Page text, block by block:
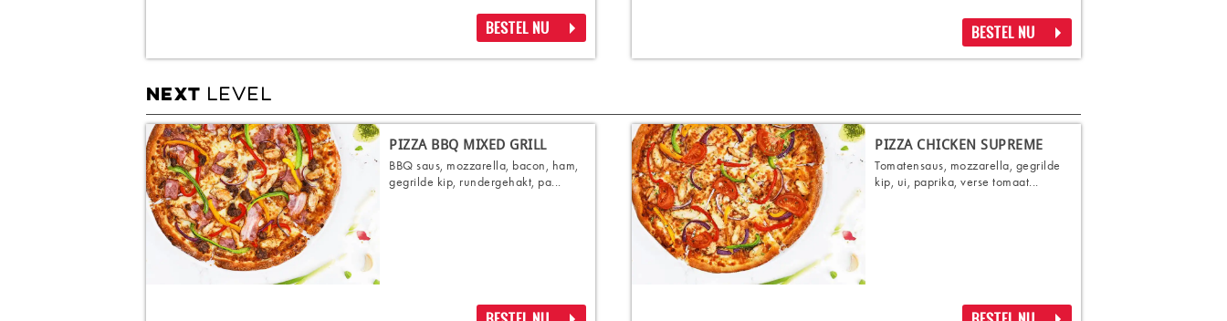
BESTEL NU BESTEL NU
NEXT LEVEL
PIZZA BBQ MIXED GRILL
BBQ saus, mozzarella, bacon, ham,
gegrilde kip, rundergehakt, pa...
PIZZA CHICKEN SUPREME
Tomatensaus, mozzarella, gegrilde
kip, ui, paprika, verse tomaat...